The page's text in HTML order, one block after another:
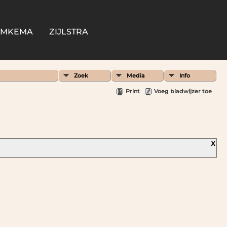
ZIJLSTRA
Zoek Media Info
Print Voeg bladwijzer toe